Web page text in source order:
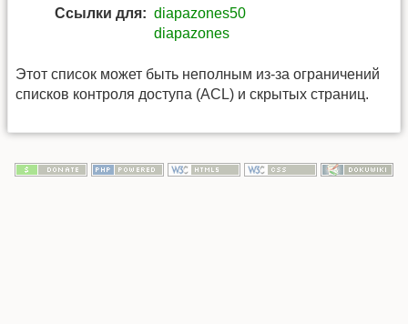
Ссылки для: diapazones50
diapazones
Этот список может быть неполным из-за ограничений
списков контроля доступа (ACL) и скрытых страниц.